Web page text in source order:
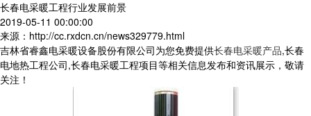
长春电采暖工程行业发展前景
2019-05-11 00:00:00
来源：http://cc.rxdcn.cn/news329779.html
吉林省睿鑫电采暖设备股份有限公司为您免费提供长春电采暖产品,长春
电地热工程公司,长春电采暖工程项目等相关信息发布和资讯展示，敬请
关注！